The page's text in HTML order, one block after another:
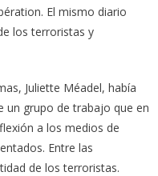
El mismo diario
los terroristas y
Juliette Méadel, había
un grupo de trabajo que en
a los medios de
Entre las
de los terroristas.